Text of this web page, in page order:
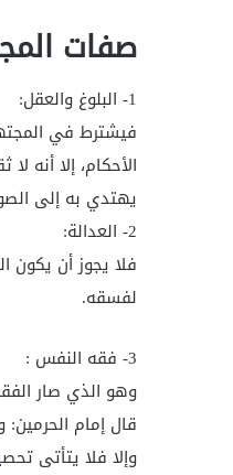
صفات
1- البلوغ والعقل:
فيشترط في
الأحكام، إلا أنه
يهتدي به إلى
2- العدالة:
فلا يجوز أن يكون
لفسقه.
3- فقه النفس :
وهو الذي صار
قال إمام
وإلا فلا يتأتى